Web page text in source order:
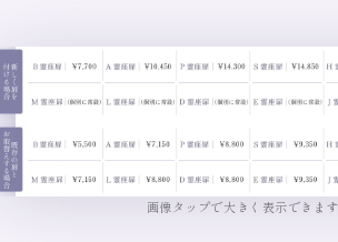
画像タップで大きく表示できます